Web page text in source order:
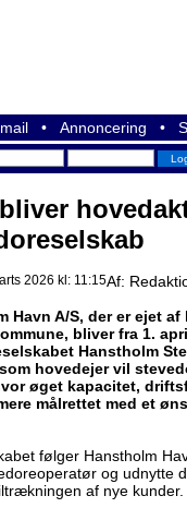
• Annoncering •
2026 kl: 11:15Af:
Havn A/S, der er ejet
bliver fra 1.
Hanstholm
som hovedejer vil
øget kapacitet,
målrettet med et
følger Hanstholm
og udnytte
af nye kunder.